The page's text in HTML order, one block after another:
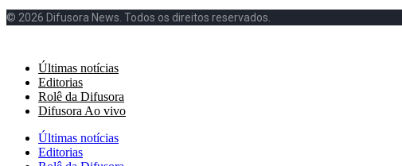
© 2026 Difusora News. Todos os direitos reservados.
Últimas notícias
Editorias
Rolê da Difusora
Difusora Ao vivo
Últimas notícias
Editorias